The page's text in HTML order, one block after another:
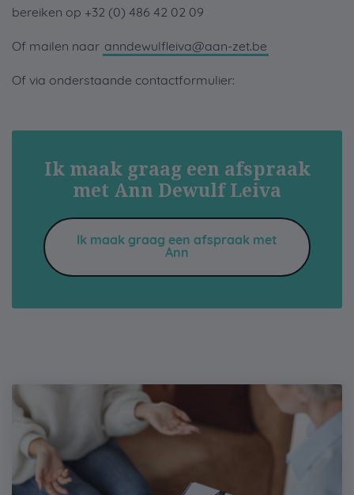
bereiken op +32 (0) 486 42 02 09
Of mailen naar anndewulfleiva@aan-zet.be
Of via onderstaande contactformulier:
Ik maak graag een afspraak
met Ann Dewulf Leiva
Ik maak graag een afspraak met
Ann